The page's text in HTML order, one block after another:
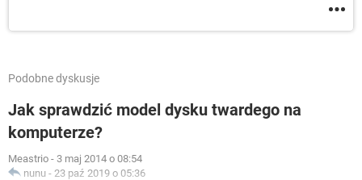
Podobne dyskusje
Jak sprawdzić model dysku twardego na
komputerze?
Meastrio - 3 maj 2014 o 08:54
nunu - 23 paź 2019 o 05:36